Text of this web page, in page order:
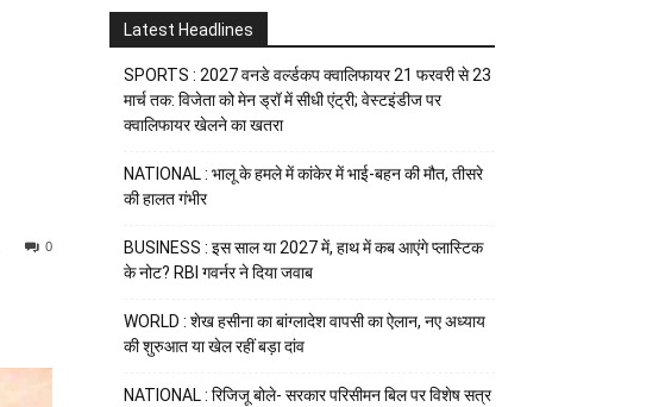
0
Latest Headlines
SPORTS : 2027 वनडे वर्ल्डकप क्वालिफायर 21 फरवरी से 23
मार्च तक: विजेता को मेन ड्रॉ में सीधी एंट्री; वेस्टइंडीज पर
क्वालिफायर खेलने का खतरा
NATIONAL : भालू के हमले में कांकेर में भाई-बहन की मौत, तीसरे
की हालत गंभीर
BUSINESS : इस साल या 2027 में, हाथ में कब आएंगे प्लास्टिक
के नोट? RBI गवर्नर ने दिया जवाब
WORLD : शेख हसीना का बांग्लादेश वापसी का ऐलान, नए अध्याय
की शुरुआत या खेल रहीं बड़ा दांव
NATIONAL : रिजिजू बोले- सरकार परिसीमन बिल पर विशेष सत्र